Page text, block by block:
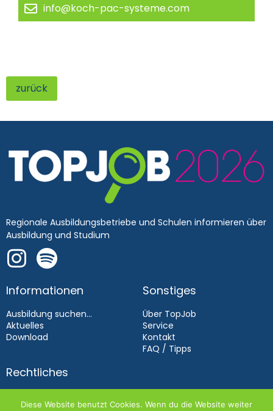
info@koch-pac-systeme.com
zurück
Regionale Ausbildungsbetriebe und Schulen informieren über
Ausbildung und Studium
Informationen
Ausbildung suchen...
Aktuelles
Download
Sonstiges
Über TopJob
Service
Kontakt
FAQ / Tipps
Rechtliches
Datenschutz
Diese Website benutzt Cookies. Wenn du die Website weiter